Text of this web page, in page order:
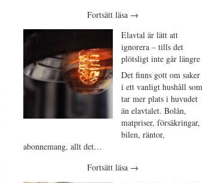
Fortsätt läsa →
Elavtal är lätt att
ignorera – tills det
plötsligt inte går längre
Det finns gott om saker
i ett vanligt hushåll som
tar mer plats i huvudet
än elavtalet. Bolån,
matpriser, försäkringar,
bilen, räntor,
abonnemang, allt det…
Fortsätt läsa →